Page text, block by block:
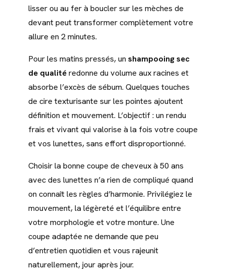
lisser ou au fer à boucler sur les mèches de
devant peut transformer complètement votre
allure en 2 minutes.
Pour les matins pressés, un shampooing sec
de qualitéredonne du volume aux racines et
absorbe l’excès de sébum. Quelques touches
de cire texturisante sur les pointes ajoutent
définition et mouvement. L’objectif : un rendu
frais et vivant qui valorise à la fois votre coupe
et vos lunettes, sans effort disproportionné.
Choisir la bonne coupe de cheveux à 50 ans
avec des lunettes n’a rien de compliqué quand
on connaît les règles d’harmonie. Privilégiez le
mouvement, la légèreté et l’équilibre entre
votre morphologie et votre monture. Une
coupe adaptée ne demande que peu
d’entretien quotidien et vous rajeunit
naturellement, jour après jour.